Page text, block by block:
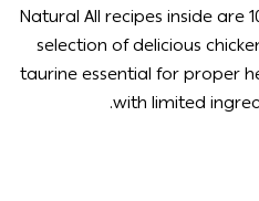
100% Natural All recipes inside
selection of delicious
taurine essential for proper
with limited